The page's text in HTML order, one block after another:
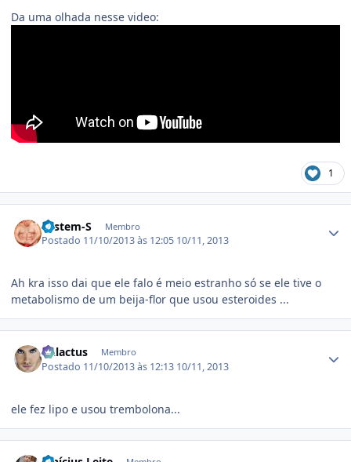
Da uma olhada nesse video:
1
System-S Membro
Postado 11/10/2013 às 12:05 10/11, 2013
Ah kra isso dai que ele falo é meio estranho só se ele tive o
metabolismo de um beija-flor que usou esteroides ...
Galactus Membro
Postado 11/10/2013 às 12:13 10/11, 2013
ele fez lipo e usou trembolona...